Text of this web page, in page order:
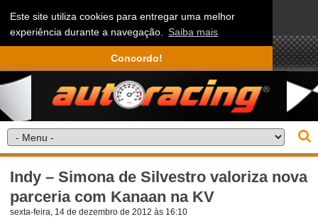
Este site utiliza cookies para entregar uma melhor
experiência durante a navegação. Saiba mais
Concordo!
Indy – Simona de Silvestro valoriza nova
parceria com Kanaan na KV
sexta-feira, 14 de dezembro de 2012 às 16:10